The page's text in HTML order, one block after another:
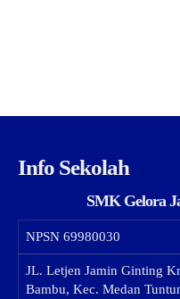
Info Sekolah
SMK Gelora
NPSN 69980030
JL. Letjen Jamin Ginting
Bambu, Kec. Medan